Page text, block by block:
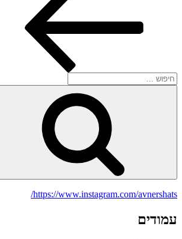
חפש:
https://www.instagram.com/avnershats/
עמודים